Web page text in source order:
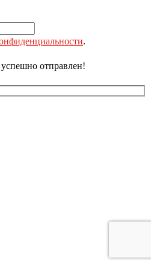
.
успешно отправлен!